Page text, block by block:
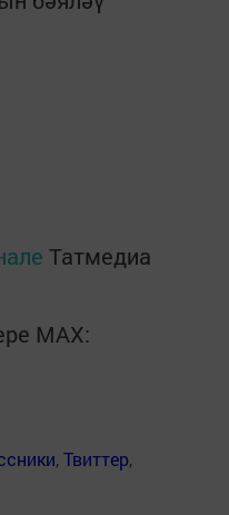
Татмедиа
MАХ:
,Твиттер,